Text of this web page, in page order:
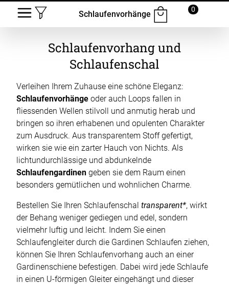
Schlaufenvorhänge
0
Schlaufenvorhang und
Schlaufenschal
Verleihen Ihrem Zuhause eine schöne Eleganz:
Schlaufenvorhänge oder auch Loops fallen in
fliessenden Wellen stilvoll und anmutig herab und
bringen so ihren erhabenen und opulenten Charakter
zum Ausdruck. Aus transparentem Stoff gefertigt,
wirken sie wie ein zarter Hauch von Nichts. Als
lichtundurchlässige und abdunkelnde
Schlaufengardinen geben sie dem Raum einen
besonders gemütlichen und wohnlichen Charme.
Bestellen Sie Ihren Schlaufenschal transparent , wirkt
der Behang weniger gediegen und edel, sondern
vielmehr luftig und leicht. Indem Sie einen
Schlaufengleiter durch die Gardinen Schlaufen ziehen,
können Sie Ihren Schlaufenvorhang auch an einer
Gardinenschiene befestigen. Dabei wird jede Schlaufe
in einen U-förmigen Gleiter eingehängt und dieser